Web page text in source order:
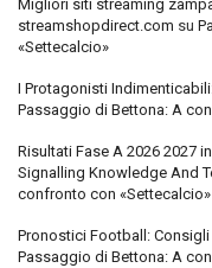
Migliori siti streaming
streamshopdirect.com su
«Settecalcio»
I Protagonisti
Passaggio di Bettona: A
Risultati Fase A 2026 2027
Signalling Knowledge And
confronto con «Settecalcio»
Pronostici Football:
Passaggio di Bettona: A